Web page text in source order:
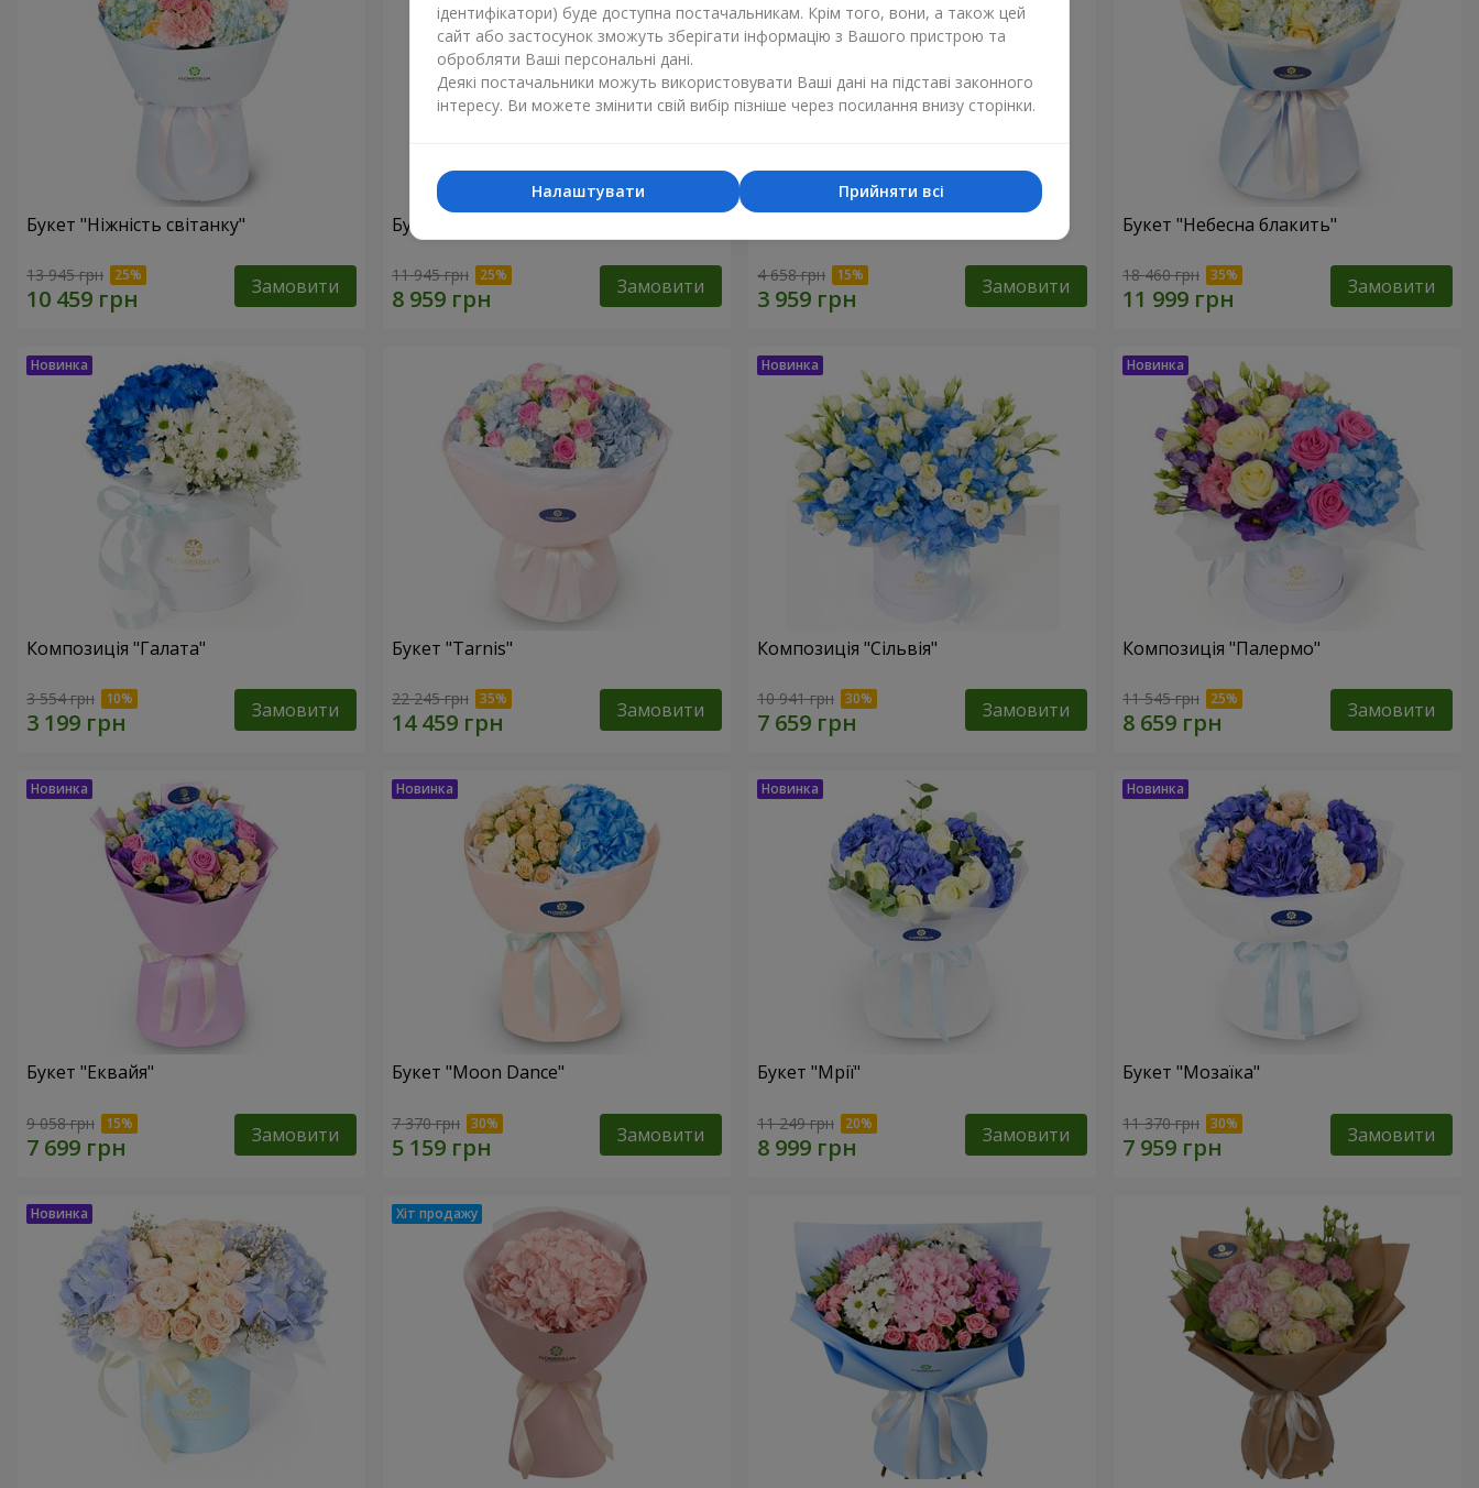
Букет "Ніжність світанку"
13 945 грн Замовити
Букет "Натхнення синяви"
11 945 грн Замовити 4 658 грн Замовити
Букет "Небесна блакить"
18 460 грн Замовити
Композиція "Галата"
3 554 грн Замовити
Букет "Tarnis"
22 245 грн Замовити
Композиція "Сільвія"
10 941 грн Замовити
Композиція "Палермо"
11 545 грн Замовити
Букет "Еквайя"
9 058 грн Замовити
Букет "Moon Dance"
7 370 грн Замовити
Букет "Мрії"
11 249 грн Замовити
Букет "Мозаїка"
11 370 грн Замовити
ідентифікатори) буде доступна постачальникам. Крім того, вони, а також цей
сайт або застосунок зможуть зберігати інформацію з Вашого пристрою та
обробляти Ваші персональні дані.
Деякі постачальники можуть використовувати Ваші дані на підставі законного
інтересу. Ви можете змінити свій вибір пізніше через посилання внизу сторінки.
Прийняти всі
Налаштувати